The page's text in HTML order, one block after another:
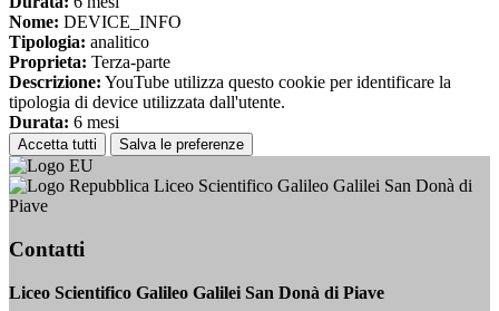
Nome: DEVICE_INFO
Tipologia: analitico
Proprieta: Terza-parte
Descrizione: YouTube utilizza questo cookie per identificare la
tipologia di device utilizzata dall'utente.
Durata: 6 mesi
Accetta tutti Salva le preferenze
Liceo Scientifico Galileo Galilei San Donà di
Piave
Contatti
Liceo Scientifico Galileo Galilei San Donà di Piave